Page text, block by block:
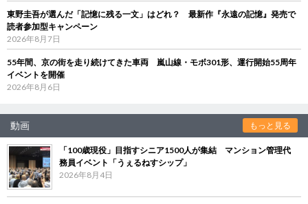
東野圭吾が選んだ「記憶に残る一文」はどれ？ 最新作『永遠の記憶』発売で
読者参加型キャンペーン
2026年8月7日
55年間、京の街を走り続けてきた車両 嵐山線・モボ301形、運行開始55周年
イベントを開催
2026年8月6日
動画 もっと見る
「100歳現役」目指すシニア1500人が集結 マンション管理代
務員イベント「うぇるねすシップ」
2026年8月4日